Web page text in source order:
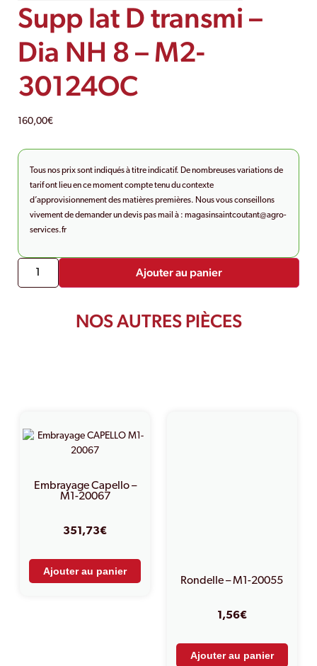
Supp lat D transmi –
Dia NH 8 – M2-
30124OC
160,00€
Tous nos prix sont indiqués à titre indicatif. De nombreuses variations de
tarif ont lieu en ce moment compte tenu du contexte
d’approvisionnement des matières premières. Nous vous conseillons
vivement de demander un devis pas mail à : magasinsaintcoutant@agro-
services.fr
Ajouter au panier
NOS AUTRES PIÈCES
Embrayage Capello –
M1-20067
351,73€
Ajouter au panier
Rondelle – M1-20055
1,56€
Ajouter au panier